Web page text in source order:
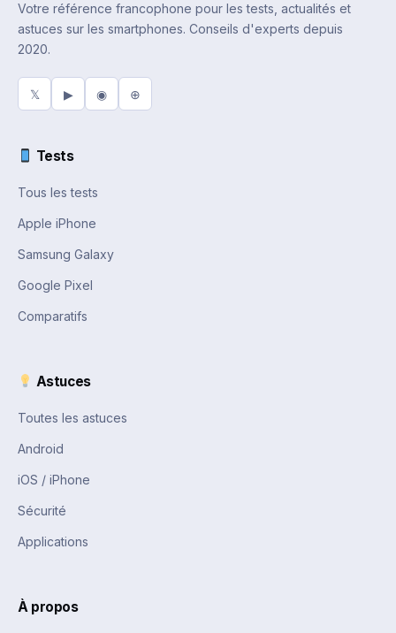
Votre référence francophone pour les tests, actualités et
astuces sur les smartphones. Conseils d'experts depuis
2020.
𝕏 ▶ ◉ ⊕
Tests
Tous les tests
Apple iPhone
Samsung Galaxy
Google Pixel
Comparatifs
Astuces
Toutes les astuces
Android
iOS / iPhone
Sécurité
Applications
À propos